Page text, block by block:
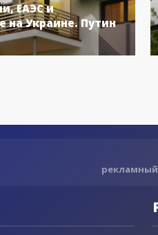
ЕАЭС и
на Украине. Путин